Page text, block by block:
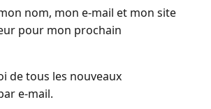
nom, mon e-mail et mon site
pour mon prochain
de tous les nouveaux
e-mail.